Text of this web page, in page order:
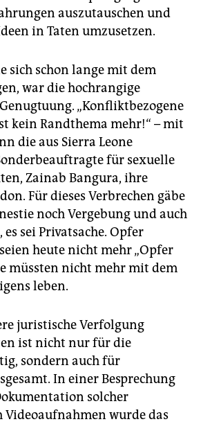
auszutauschen und
in Taten umzusetzen.
sich schon lange mit dem
war die hochrangige
„Konfliktbezogene
kein Randthema mehr!“ – mit
die aus Sierra Leone
für sexuelle
Zainab Bangura, ihre
Für dieses Verbrechen gäbe
noch Vergebung und auch
sei Privatsache. Opfer
heute nicht mehr „Opfer
müssten nicht mehr mit dem
leben.
juristische Verfolgung
ist nicht nur für die
sondern auch für
In einer Besprechung
solcher
Videoaufnahmen wurde das